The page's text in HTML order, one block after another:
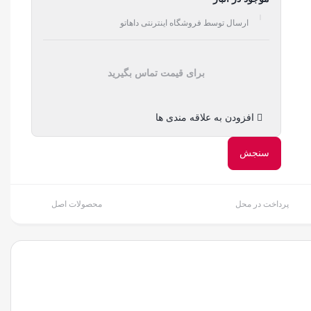
ارسال توسط فروشگاه اینترنتی داهاتو
برای قیمت تماس بگیرید
افزودن به علاقه مندی ها
سنجش
پرداخت در محل محصولات اصل